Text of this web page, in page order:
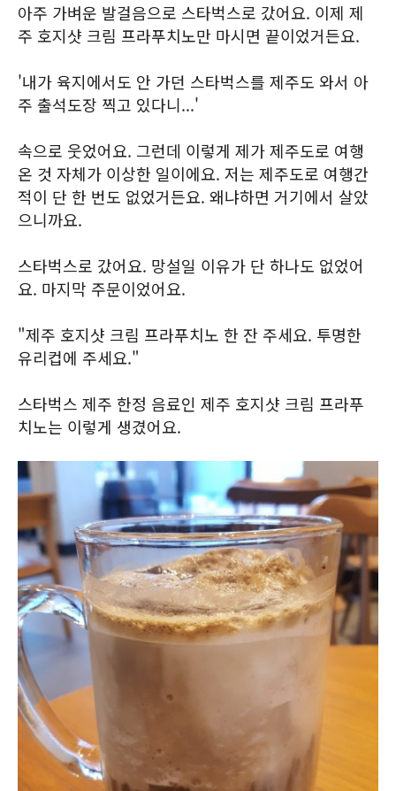
아주 가벼운 발걸음으로 스타벅스로 갔어요. 이제 제
주 호지샷 크림 프라푸치노만 마시면 끝이었거든요.
'내가 육지에서도 안 가던 스타벅스를 제주도 와서 아
주 출석도장 찍고 있다니...'
속으로 웃었어요. 그런데 이렇게 제가 제주도로 여행
온 것 자체가 이상한 일이에요. 저는 제주도로 여행간
적이 단 한 번도 없었거든요. 왜냐하면 거기에서 살았
으니까요.
스타벅스로 갔어요. 망설일 이유가 단 하나도 없었어
요. 마지막 주문이었어요.
"제주 호지샷 크림 프라푸치노 한 잔 주세요. 투명한
유리컵에 주세요."
스타벅스 제주 한정 음료인 제주 호지샷 크림 프라푸
치노는 이렇게 생겼어요.